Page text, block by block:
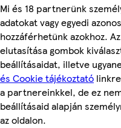
Mi és 18 partnerünk
adatokat vagy egyedi
hozzáférhetünk azokhoz.
elutasítása gombok
beállításaidat, illetve
és Cookie tájékoztató
a partnereinkkel, de ez
beállításaid alapján
az oldalon.